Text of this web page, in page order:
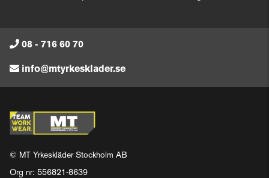
08 - 716 60 70
info@mtyrkesklader.se
© MT Yrkeskläder Stockholm AB
Org nr: 556821-8639